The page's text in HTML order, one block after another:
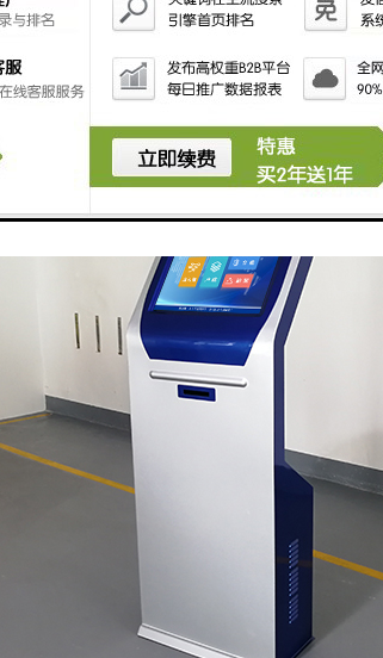
音库系统、叫号语音输出
诊室数量来配，主要显示照片、、叫号状态等候